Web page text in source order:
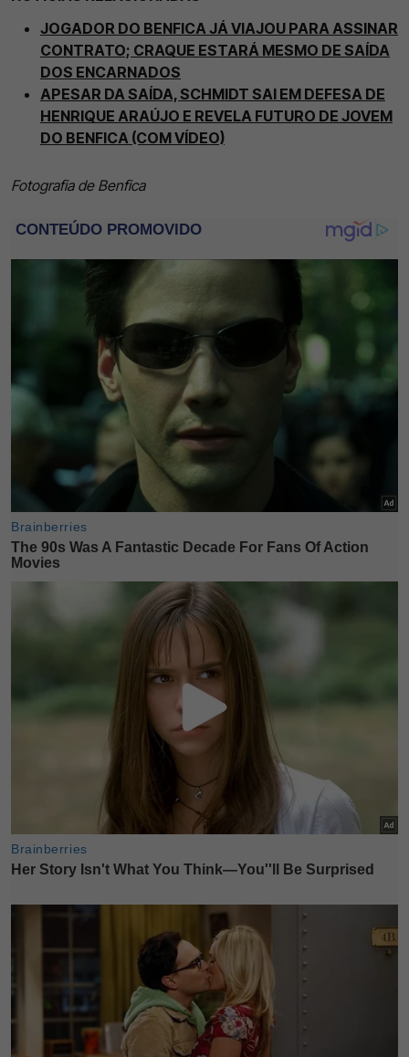
JOGADOR DO BENFICA JÁ VIAJOU PARA ASSINAR
CONTRATO; CRAQUE ESTARÁ MESMO DE SAÍDA
DOS ENCARNADOS
APESAR DA SAÍDA, SCHMIDT SAI EM DEFESA DE
HENRIQUE ARAÚJO E REVELA FUTURO DE JOVEM
DO BENFICA (COM VÍDEO)
Fotografia de Benfica